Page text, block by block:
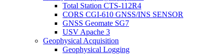
Total Station CTS-112R4
CORS CGI-610 GNSS/INS SENSOR
GNSS Geomate SG7
USV Apache 3
Geophysical Acquisition
Geophysical Logging